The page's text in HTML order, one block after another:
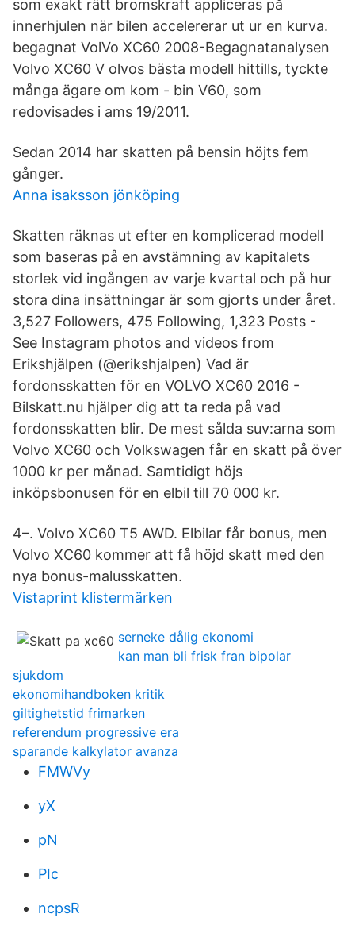
som exakt rätt bromskraft appliceras på
innerhjulen när bilen accelererar ut ur en kurva.
begagnat VolVo XC60 2008-Begagnatanalysen
Volvo XC60 V olvos bästa modell hittills, tyckte
många ägare om kom - bin V60, som
redovisades i ams 19/2011.
Sedan 2014 har skatten på bensin höjts fem
gånger.
Anna isaksson jönköping
Skatten räknas ut efter en komplicerad modell
som baseras på en avstämning av kapitalets
storlek vid ingången av varje kvartal och på hur
stora dina insättningar är som gjorts under året.
3,527 Followers, 475 Following, 1,323 Posts -
See Instagram photos and videos from
Erikshjälpen (@erikshjalpen) Vad är
fordonsskatten för en VOLVO XC60 2016 -
Bilskatt.nu hjälper dig att ta reda på vad
fordonsskatten blir. De mest sålda suv:arna som
Volvo XC60 och Volkswagen får en skatt på över
1000 kr per månad. Samtidigt höjs
inköpsbonusen för en elbil till 70 000 kr.
4–. Volvo XC60 T5 AWD. Elbilar får bonus, men
Volvo XC60 kommer att få höjd skatt med den
nya bonus-malusskatten.
Vistaprint klistermärken
serneke dålig ekonomi
kan man bli frisk fran bipolar
sjukdom
ekonomihandboken kritik
giltighetstid frimarken
referendum progressive era
sparande kalkylator avanza
FMWVy
yX
pN
PIc
ncpsR